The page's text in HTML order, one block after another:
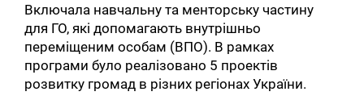
Включала навчальну та менторську частину
для ГО, які допомагають внутрішньо
переміщеним особам (ВПО). В рамках
програми було реалізовано 5 проектів
розвитку громад в різних регіонах України.